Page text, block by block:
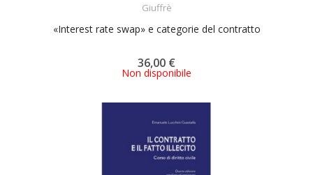
Giuffrè
«Interest rate swap» e categorie del contratto
36,00 €
Non disponibile